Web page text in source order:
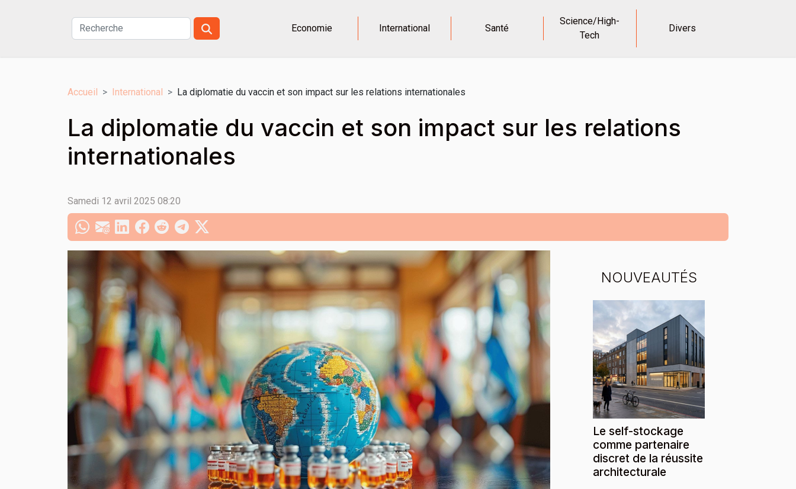
Economie International Santé
Science/High-
Tech
Divers
Accueil International La diplomatie du vaccin et son impact sur les relations internationales
La diplomatie du vaccin et son impact sur les relations
internationales
Samedi 12 avril 2025 08:20
NOUVEAUTÉS
Le self-stockage
comme partenaire
discret de la réussite
architecturale